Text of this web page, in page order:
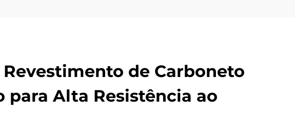
de Carboneto
para Alta Resistência ao